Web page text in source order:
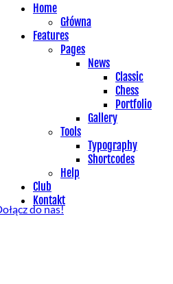
Home
Główna
Features
Pages
News
Classic
Chess
Portfolio
Gallery
Tools
Typography
Shortcodes
Help
Club
Kontakt
do nas!